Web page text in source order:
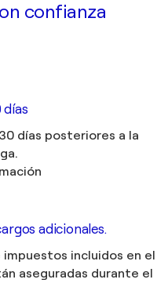
confianza
días
días posteriores a la
adicionales.
impuestos incluidos en el
aseguradas durante el